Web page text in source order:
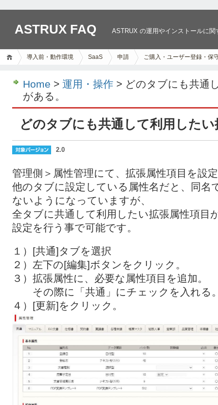
ASTRUX FAQ ASTRUX の運用やインストールに
導入前・動作環境 SaaS 申請 ご購入・ユーザー登録・保
Home > 運用・操作 > どのタブにも共通
がある。
どのタブにも共通して利用した
2.0
管理側＞属性管理にて、拡張属性項目を設
他のタブに設定している属性名だと、同名
ないようになっていますが、
全タブに共通して利用したい拡張属性項目
設定を行う事で可能です。
１）[共通]タブを選択
２）左下の[編集]ボタンをクリック。
３）拡張属性に、必要な属性項目を追加。
その際に「共通」にチェックを入れる
４）[更新]をクリック。